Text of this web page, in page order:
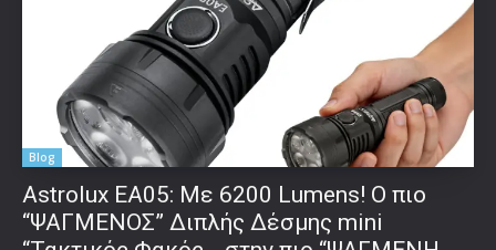
Blog
Astrolux ΕΑ05: Με 6200 Lumens! Ο πιο
“ΨΑΓΜΕΝΟΣ” Διπλής Δέσμης mini